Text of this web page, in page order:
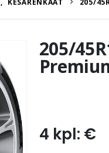
, KESÄRENKAAT 205/
205/
4 kpl: €